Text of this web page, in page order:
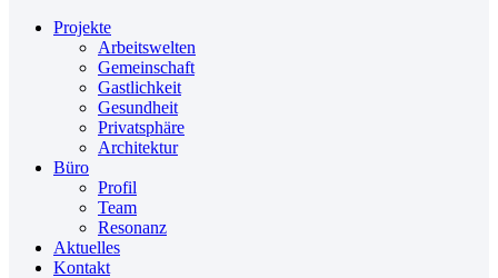
Projekte
Arbeitswelten
Gemeinschaft
Gastlichkeit
Gesundheit
Privatsphäre
Architektur
Büro
Profil
Team
Resonanz
Aktuelles
Kontakt